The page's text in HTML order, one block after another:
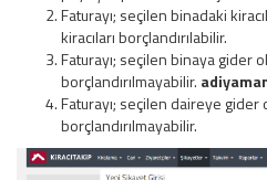
Faturayı; seçilen binadaki
kiracıları borçlandırılabilir.
Faturayı; seçilen binaya gider
borçlandırılmayabilir.
Faturayı; seçilen daireye gider
borçlandırılmayabilir.